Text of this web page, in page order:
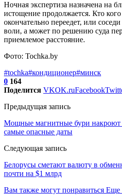
Ночная экспертиза назначена на
истощение продолжается. Кто
окончательно переедет, или
воли, а может по решению суда
приемлемое расстояние.
Фото: Tochka.by
#tochka#кондиционер#минск
0 164
Поделится VKOK.ruFacebook
Предыдущая запись
Мощные магнитные бури накроют
самые опасные даты
Следующая запись
Белорусы сметают валюту в
почти на $1 млрд
Вам также могут понравиться Еще